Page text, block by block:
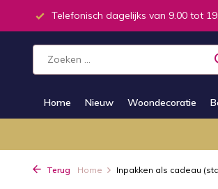
Telefonisch dagelijks van 9.00 tot
Home Nieuw Woondecoratie
Terug Home Inpakken als cadeau